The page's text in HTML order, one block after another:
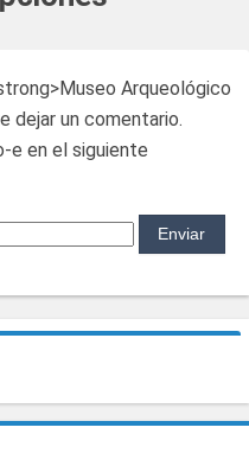
Arqueológico
dejar un comentario.
e en el siguiente